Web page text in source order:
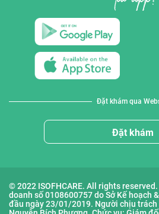
Đặt khám qua
Đặt khám
© 2022 ISOFHCARE. All rights
doanh số 0108600757 do Sở Kế hoạch
đầu ngày 23/01/2019. Người chịu trách